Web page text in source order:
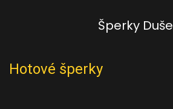
Šperky Duše
Hotové šperky